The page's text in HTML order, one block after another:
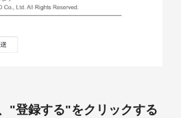
"登録する"をクリックする